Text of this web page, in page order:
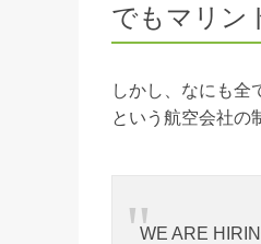
でもマリン
しかし、なにも全
という航空会社の
WE ARE